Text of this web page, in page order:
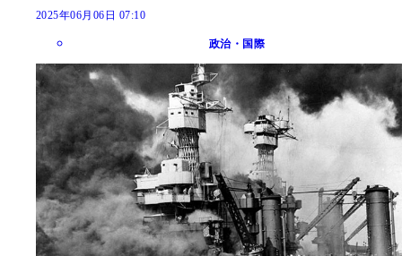
2025年06月06日 07:10
政治・国際